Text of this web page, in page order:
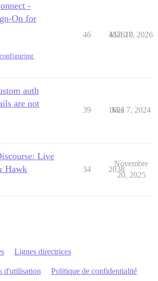
-
On for
configuring,
46 457610
Mai 27, 2026
auth
are not
39 1621
Mai 7, 2024
Live
Hawk
34 2038
Novembre
20, 2025
Lignes directrices
d'utilisation Politique de confidentialité